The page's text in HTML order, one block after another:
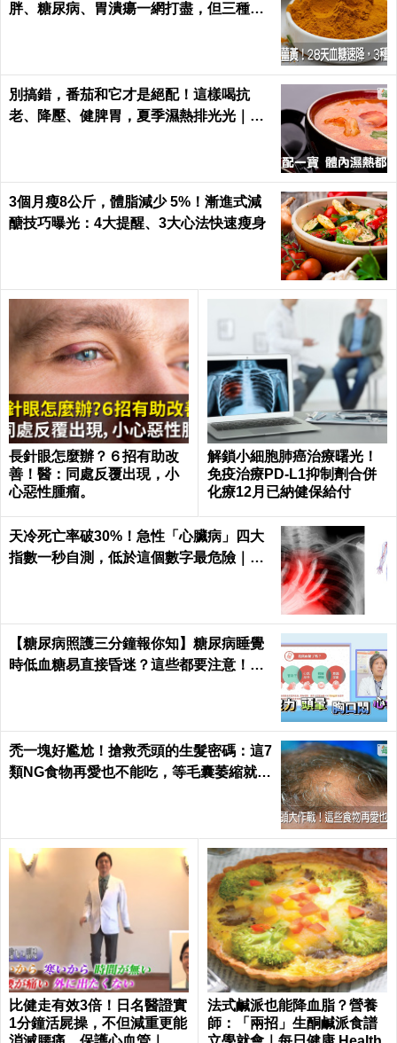
胖、糖尿病、胃潰瘍一網打盡，但三種人
別搞錯，番茄和它才是絕配！這樣喝抗
老、降壓、健脾胃，夏季濕熱排光光｜每
3個月瘦8公斤，體脂減少 5%！漸進式減
醣技巧曝光：4大提醒、3大心法快速瘦身
長針眼怎麼辦？６招有助改
善！醫：同處反覆出現，小
心惡性腫瘤。
解鎖小細胞肺癌治療曙光！
免疫治療PD-L1抑制劑合併
化療12月已納健保給付
天冷死亡率破30%！急性「心臟病」四大
指數一秒自測，低於這個數字最危險｜每
【糖尿病照護三分鐘報你知】糖尿病睡覺
時低血糖易直接昏迷？這些都要注意！陳
禿一塊好尷尬！搶救禿頭的生髮密碼：這7
類NG食物再愛也不能吃，等毛囊萎縮就來
比健走有效3倍！日名醫證實
1分鐘活屍操，不但減重更能
法式鹹派也能降血脂？營養
師：「兩招」生酮鹹派食譜